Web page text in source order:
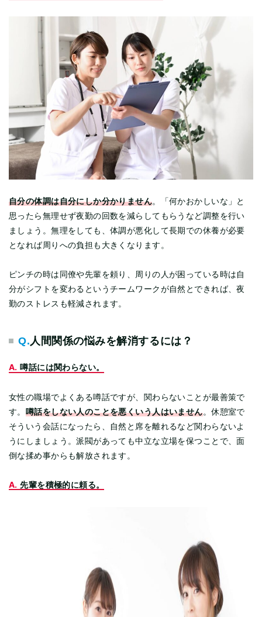
自分の体調は自分にしか分かりません。「何かおかしいな」と
思ったら無理せず夜勤の回数を減らしてもらうなど調整を行い
ましょう。無理をしても、体調が悪化して長期での休養が必要
となれば周りへの負担も大きくなります。
ピンチの時は同僚や先輩を頼り、周りの人が困っている時は自
分がシフトを変わるというチームワークが自然とできれば、夜
勤のストレスも軽減されます。
Q.人間関係の悩みを解消するには？
A. 噂話には関わらない。
女性の職場でよくある噂話ですが、関わらないことが最善策で
す。 噂話をしない人のことを悪くいう人はいません。休憩室で
そういう会話になったら、自然と席を離れるなど関わらないよ
うにしましょう。派閥があっても中立な立場を保つことで、面
倒な揉め事からも解放されます。
A. 先輩を積極的に頼る。